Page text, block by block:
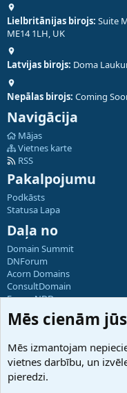
Lielbritānijas birojs: Suite
ME14 1LH, UK
Latvijas birojs: Doma
Nepālas birojs: Coming
Navigācija
Mājas
Vietnes karte
RSS
Pakalpojumu
Podkāsts
Statusa Lapa
Daļa no
Domain Summit
DNForum
Acorn Domains
ConsultDomain
ForumNDD
Domainforum.ro
27.be
Hostmaria
Atbalsts
Mēs cienām
Mēs izmantojam
vietnes darbību, un
pieredzi.